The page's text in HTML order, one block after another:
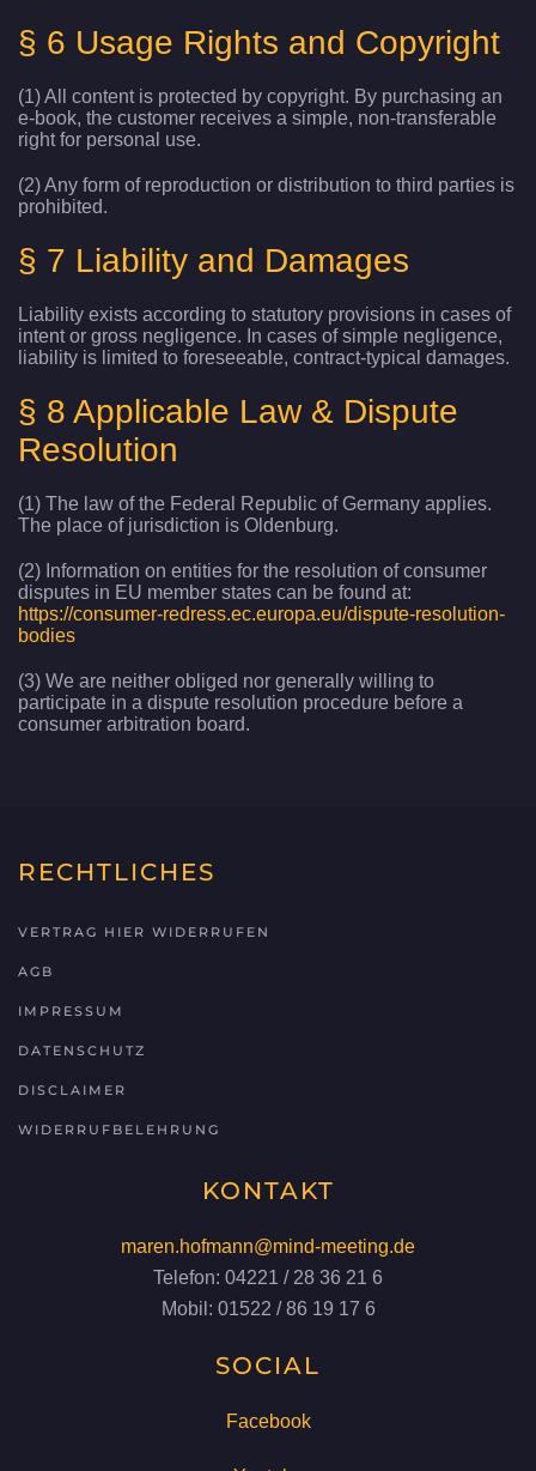
§ 6 Usage Rights and Copyright
(1) All content is protected by copyright. By purchasing an
e-book, the customer receives a simple, non-transferable
right for personal use.
(2) Any form of reproduction or distribution to third parties is
prohibited.
§ 7 Liability and Damages
Liability exists according to statutory provisions in cases of
intent or gross negligence. In cases of simple negligence,
liability is limited to foreseeable, contract-typical damages.
§ 8 Applicable Law & Dispute
Resolution
(1) The law of the Federal Republic of Germany applies.
The place of jurisdiction is Oldenburg.
(2) Information on entities for the resolution of consumer
disputes in EU member states can be found at:
https://consumer-redress.ec.europa.eu/dispute-resolution-
bodies
(3) We are neither obliged nor generally willing to
participate in a dispute resolution procedure before a
consumer arbitration board.
RECHTLICHES
VERTRAG HIER WIDERRUFEN
AGB
IMPRESSUM
DATENSCHUTZ
DISCLAIMER
WIDERRUFBELEHRUNG
KONTAKT
maren.hofmann@mind-meeting.de
Telefon: 04221 / 28 36 21 6
Mobil: 01522 / 86 19 17 6
SOCIAL
Facebook